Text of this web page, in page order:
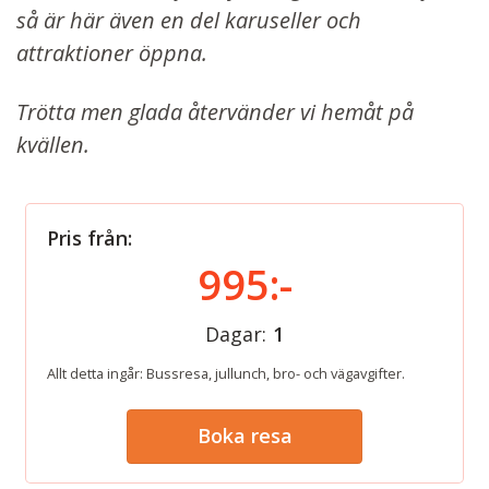
så är här även en del karuseller och
attraktioner öppna.
Trötta men glada återvänder vi hemåt på
kvällen.
Pris från:
995:-
Dagar: 1
Allt detta ingår: Bussresa, jullunch, bro- och vägavgifter.
Boka resa